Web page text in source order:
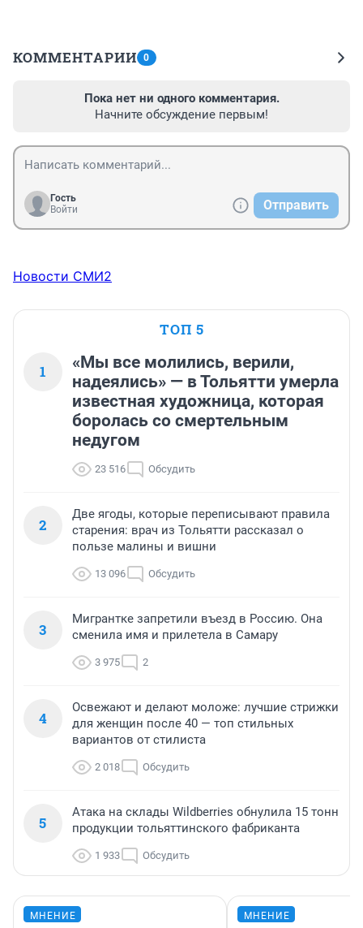
КОММЕНТАРИИ 0
Пока нет ни одного комментария.
Начните обсуждение первым!
Гость
Войти
Отправить
Новости СМИ2
ТОП 5
1
«Мы все молились, верили,
надеялись» — в Тольятти умерла
известная художница, которая
боролась со смертельным
недугом
23 516 Обсудить
2
Две ягоды, которые переписывают правила
старения: врач из Тольятти рассказал о
пользе малины и вишни
13 096 Обсудить
3
Мигрантке запретили въезд в Россию. Она
сменила имя и прилетела в Самару
3 975 2
4
Освежают и делают моложе: лучшие стрижки
для женщин после 40 — топ стильных
вариантов от стилиста
2 018 Обсудить
5
Атака на склады Wildberries обнулила 15 тонн
продукции тольяттинского фабриканта
1 933 Обсудить
МНЕНИЕ МНЕНИЕ